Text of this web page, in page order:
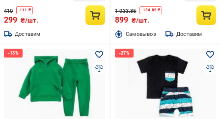
410 -111 ₴
299 ₴/шт.
Доставим
1 033.85 -134.85₴
899 ₴/шт.
Cамовывоз Доставим